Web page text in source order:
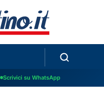
Scrivici su WhatsApp